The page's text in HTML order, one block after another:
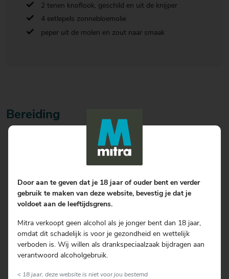
2 tenen knoflook, geschild en uit de knijper
4 eetlepels zonnebloemolie
peper uit de molen en zout naar smaak
Bereiding
De kipdrumsticks gedurende 6 tot 8 uur in het mengsel van
tandoori masala, yoghurt, vers citroen- of limoensap, 4
De oven voorverwarmen op 200 graden Celsius. De
kipdrumsticks en enkele theelepels van de overgebleven
marinade over een vuurvaste schaal verdelen. Gedurende 40
plaatsen en af en toe omkeren. Eventueel afdekken met
aluminiumfolie, zodat een mooie egale kleur in tact blijft.
Het vlees van de iets afgekoelde drumsticks in plakjes snijden.
Met saffraanrijst en kleine stukjes gewokte sperzieboon en
Door aan te geven dat je 18 jaar of ouder bent en verder
gebruik te maken van deze website, bevestig je dat je
voldoet aan de leeftijdsgrens.
Mitra verkoopt geen alcohol als je jonger bent dan 18 jaar,
omdat dit schadelijk is voor je gezondheid en wettelijk
verboden is. Wij willen als drankspeciaalzaak bijdragen aan
verantwoord alcoholgebruik.
< 18 jaar, deze website is niet voor jou bestemd